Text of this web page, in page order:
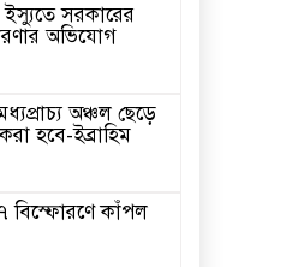
সরকারের
অভিযোগ
অঞ্চল ছেড়ে
হবে-ইব্রাহিম
বিস্ফোরণে কাঁপল